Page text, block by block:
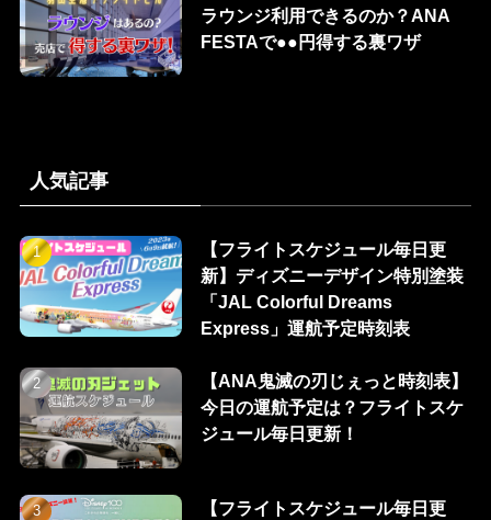
ラウンジ利用できるのか？ANA
FESTAで●●円得する裏ワザ
人気記事
【フライトスケジュール毎日更
新】ディズニーデザイン特別塗装
「JAL Colorful Dreams
Express」運航予定時刻表
【ANA鬼滅の刃じぇっと時刻表】
今日の運航予定は？フライトスケ
ジュール毎日更新！
【フライトスケジュール毎日更